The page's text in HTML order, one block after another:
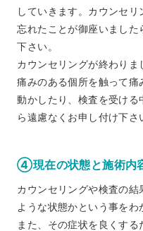
していきます。カウンセ
忘れたことが御座いました
下さい。
カウンセリングが終わりま
痛みのある個所を触って痛
動かしたり、検査を受ける
ら遠慮なくお申し付け下さ
④現在の状態と施術内
カウンセリングや検査の
ような状態かという事をわ
また、その症状を良くす